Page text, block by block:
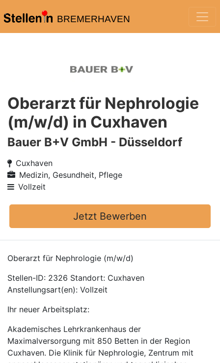
BREMERHAVEN
Oberarzt für Nephrologie
(m/w/d) in Cuxhaven
Bauer B+V GmbH - Düsseldorf
Cuxhaven
Medizin, Gesundheit, Pflege
Vollzeit
Jetzt Bewerben
Oberarzt für Nephrologie (m/w/d)
Stellen-ID: 2326 Standort: Cuxhaven
Anstellungsart(en): Vollzeit
Ihr neuer Arbeitsplatz:
Akademisches Lehrkrankenhaus der
Maximalversorgung mit 850 Betten in der Region
Cuxhaven. Die Klinik für Nephrologie, Zentrum mit